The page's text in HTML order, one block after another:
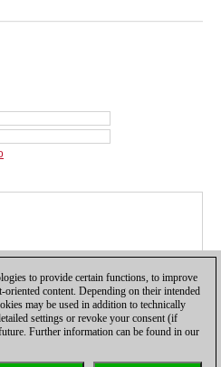
to provide certain functions, to improve
oriented content. Depending on their intended
may be used in addition to technically
settings or revoke your consent (if
Further information can be found in our